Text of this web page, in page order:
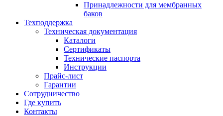
Принадлежности для мембранных
баков
Техподдержка
Техническая документация
Каталоги
Сертификаты
Технические паспорта
Инструкции
Прайс-лист
Гарантии
Сотрудничество
Где купить
Контакты